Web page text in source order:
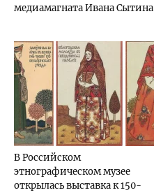
медиамагната Ивана Сытина
В Российском
этнографическом музее
открылась выставка к 150-